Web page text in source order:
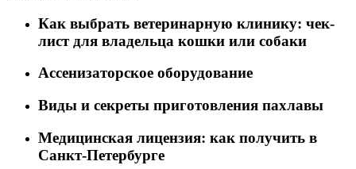
Как выбрать ветеринарную клинику: чек-
лист для владельца кошки или собаки
Ассенизаторское оборудование
Виды и секреты приготовления пахлавы
Медицинская лицензия: как получить в
Санкт-Петербурге